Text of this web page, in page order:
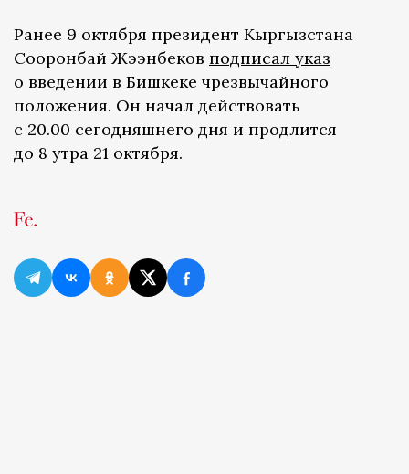
Ранее 9 октября президент Кыргызстана
Сооронбай Жээнбеков подписал указ
о введении в Бишкеке чрезвычайного
положения. Он начал действовать
с 20.00 сегодняшнего дня и продлится
до 8 утра 21 октября.